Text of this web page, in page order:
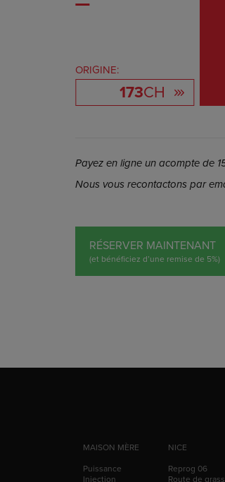
ORIGINE:
173CH
Payez en ligne un acompte de
Nous vous recontactons par
RÉSERVER MAINTENANT
(et bénéficiez d’une remise de 5%)
MAISON MÈRE
Puissance
Injection
NICE
Reprog 06
Route de